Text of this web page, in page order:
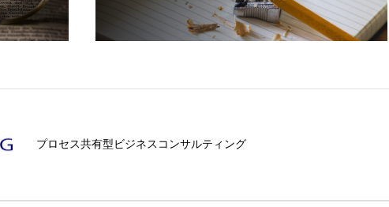
プロセス共有型ビジネスコンサルティング